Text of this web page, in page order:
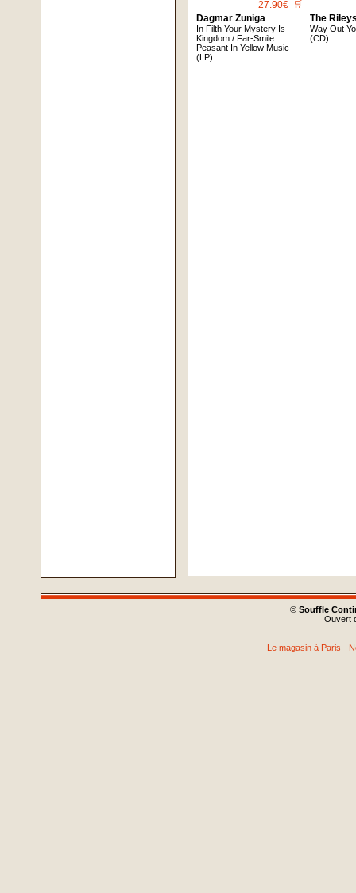
27.90€ 🛒
Dagmar Zuniga
In Filth Your Mystery Is
Kingdom / Far-Smile
Peasant In Yellow Music
(LP)
The
Way Out
(CD)
© Souffle
Ouvert
Le magasin à Paris -